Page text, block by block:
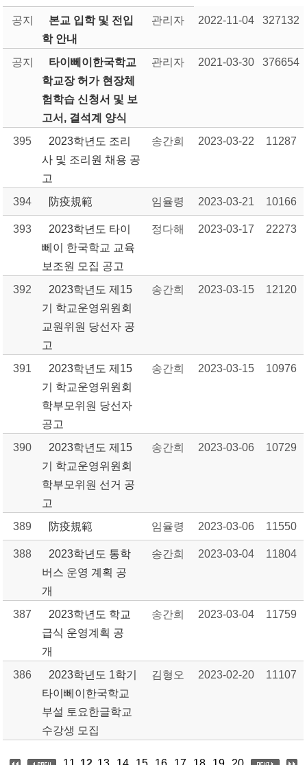
공지
본교 입학 및 전입
학 안내
관리자 2022-11-04 327132
공지
타이뻬이한국학교
학교장 허가 현장체
험학습 신청서 및 보
고서, 결석계 양식
관리자 2021-03-30 376654
395
2023학년도 조리
사 및 조리원 채용 공
고
송간희 2023-03-22 11287
394 防疫規範 임율령 2023-03-21 10166
393
2023학년도 타이
뻬이 한국학교 교육
보조원 모집 공고
정다해 2023-03-17 22273
392
2023학년도 제15
기 학교운영위원회
교원위원 당선자 공
고
송간희 2023-03-15 12120
391
2023학년도 제15
기 학교운영위원회
학부모위원 당선자
공고
송간희 2023-03-15 10976
390
2023학년도 제15
기 학교운영위원회
학부모위원 선거 공
고
송간희 2023-03-06 10729
389 防疫規範 임율령 2023-03-06 11550
388
2023학년도 통학
버스 운영 계획 공
개
송간희 2023-03-04 11804
387
2023학년도 학교
급식 운영계획 공
개
송간희 2023-03-04 11759
386
2023학년도 1학기
타이뻬이한국학교
부설 토요한글학교
수강생 모집
김형오 2023-02-20 11107